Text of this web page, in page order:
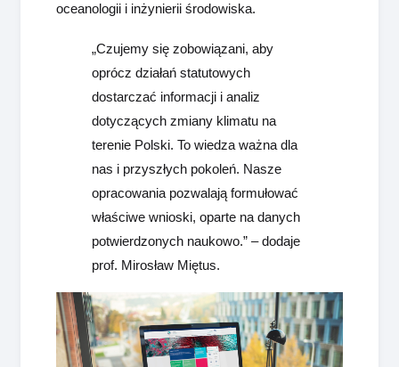
oceanologii i inżynierii środowiska.
„Czujemy się zobowiązani, aby
oprócz działań statutowych
dostarczać informacji i analiz
dotyczących zmiany klimatu na
terenie Polski. To wiedza ważna dla
nas i przyszłych pokoleń. Nasze
opracowania pozwalają formułować
właściwe wnioski, oparte na danych
potwierdzonych naukowo.” – dodaje
prof. Mirosław Miętus.